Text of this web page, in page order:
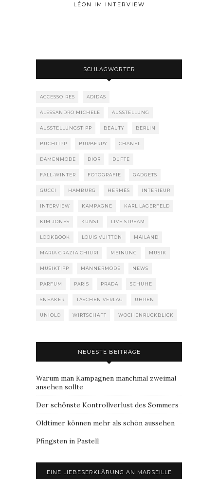
LÉON IM INTERVIEW
SCHLAGWÖRTER
ACCESSOIRES ADIDAS
ALESSANDRO MICHELE AUSSTELLUNG
AUSSTELLUNGSTIPP BEAUTY BERLIN
BUCHTIPP BURBERRY CHANEL
DAMENMODE DIOR DÜFTE
FALL-WINTER FOTOGRAFIE GADGETS
GUCCI HAMBURG HERMÈS INTERIEUR
INTERVIEW KAMPAGNE KARL LAGERFELD
KIM JONES KUNST LIVE STREAM
LOOKBOOK LOUIS VUITTON MAILAND
MARIA GRAZIA CHIURI MEINUNG MUSIK
MUSIKTIPP MÄNNERMODE NEWS
PARFUM PARIS PRADA SCHUHE
SNEAKER TASCHEN VERLAG UHREN
UNIQLO WIRTSCHAFT WOCHENRÜCKBLICK
NEUESTE BEITRÄGE
Warum man Kampagnen manchmal zweimal
ansehen sollte
Der schönste Kontrollverlust des Sommers
Oldtimer können mehr als schön aussehen
Pfingsten in Pastell
EINE LIEBESERKLÄRUNG AN MARSEILLE